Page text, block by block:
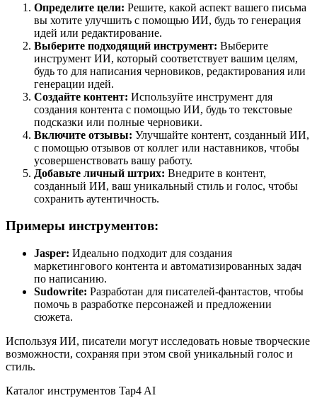
Определите цели: Решите, какой аспект вашего письма
вы хотите улучшить с помощью ИИ, будь то генерация
идей или редактирование.
Выберите подходящий инструмент: Выберите
инструмент ИИ, который соответствует вашим целям,
будь то для написания черновиков, редактирования или
генерации идей.
Создайте контент: Используйте инструмент для
создания контента с помощью ИИ, будь то текстовые
подсказки или полные черновики.
Включите отзывы: Улучшайте контент, созданный ИИ,
с помощью отзывов от коллег или наставников, чтобы
усовершенствовать вашу работу.
Добавьте личный штрих: Внедрите в контент,
созданный ИИ, ваш уникальный стиль и голос, чтобы
сохранить аутентичность.
Примеры инструментов:
Jasper: Идеально подходит для создания
маркетингового контента и автоматизированных задач
по написанию.
Sudowrite: Разработан для писателей-фантастов, чтобы
помочь в разработке персонажей и предложении
сюжета.
Используя ИИ, писатели могут исследовать новые творческие
возможности, сохраняя при этом свой уникальный голос и
стиль.
Каталог инструментов Tap4 AI